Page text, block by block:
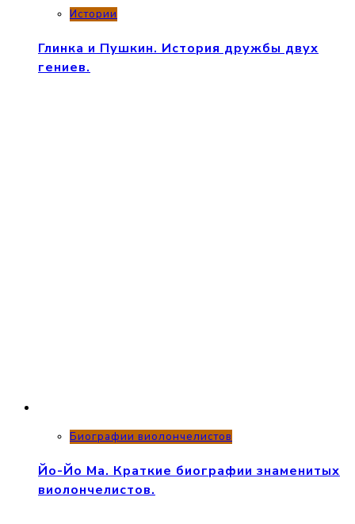
Истории
Глинка и Пушкин. История дружбы двух
гениев.
Биографии виолончелистов
Йо-Йо Ма. Краткие биографии знаменитых
виолончелистов.